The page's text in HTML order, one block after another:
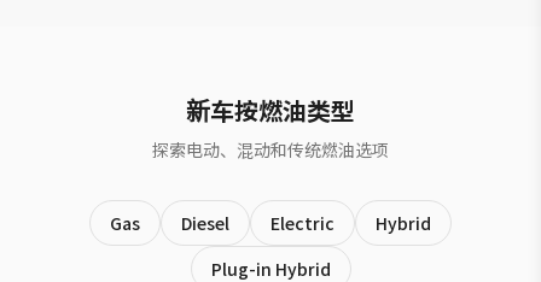
新车按燃油类型
探索电动、混动和传统燃油选项
Gas Diesel Electric
Hybrid
Plug-in Hybrid